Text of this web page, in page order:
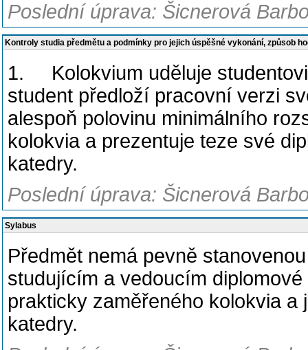
Poslední úprava: Šicnerová
Kontroly studia předmětu a podmínky pro jejich úspěšné vykonání, způsob
1. Kolokvium uděluje
student předloží pracovní verzi
alespoň polovinu minimálního
kolokvia a prezentuje teze své
katedry.
Poslední úprava: Šicnerová
Sylabus
Předmět nemá pevně
studujícím a vedoucím
prakticky zaměřeného kolokvia
katedry.